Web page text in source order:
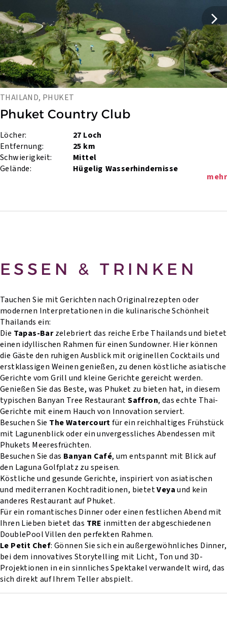
THAILAND, PHUKET
Phuket Country Club
Löcher:
27 Loch
Entfernung:
25 km
Schwierigkeit:
Mittel
Gelände:
Hügelig Wasserhindernisse
mehr
ESSEN & TRINKEN
Tauchen Sie mit Gerichten nach Originalrezepten oder
modernen Interpretationen in die kulinarische Schönheit
Thailands ein:
Die Tapas-Barzelebriert das reiche Erbe Thailands und bietet
einen idyllischen Rahmen für einen Sundowner. Hier können
die Gäste den ruhigen Ausblick mit originellen Cocktails und
erstklassigen Weinen genießen, zu denen köstliche asiatische
Gerichte vom Grill und kleine Gerichte gereicht werden.
Genießen Sie das Beste, was Phuket zu bieten hat, in diesem
typischen Banyan Tree RestaurantSaffron, das echte Thai-
Gerichte mit einem Hauch von Innovation serviert.
Besuchen Sie The Watercourtfür ein reichhaltiges Frühstück
mit Lagunenblick oder ein unvergessliches Abendessen mit
Phukets Meeresfrüchten.
Besuchen Sie das Banyan Café, um entspannt mit Blick auf
den Laguna Golfplatz zu speisen.
Köstliche und gesunde Gerichte, inspiriert von asiatischen
und mediterranen Kochtraditionen, bietetVeyaund kein
anderes Restaurant auf Phuket.
Für ein romantisches Dinner oder einen festlichen Abend mit
Ihren Lieben bietet das TRE inmitten der abgeschiedenen
DoublePool Villen den perfekten Rahmen.
Le Petit Chef: Gönnen Sie sich ein außergewöhnliches Dinner,
bei dem innovatives Storytelling mit Licht, Ton und 3D-
Projektionen in ein sinnliches Spektakel verwandelt wird, das
sich direkt auf Ihrem Teller abspielt.